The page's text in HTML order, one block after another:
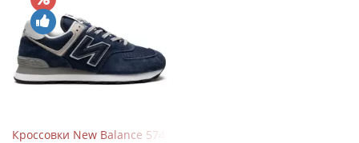
Кроссовки New Balance 574 Navy Blue Grey